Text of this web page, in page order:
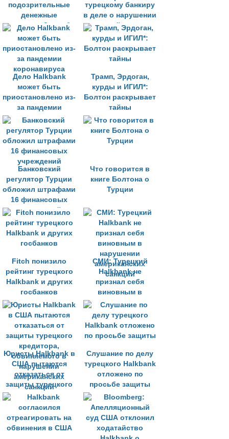
подозрительные
денежные
переводы Зарраба
турецкому банкиру
в деле о нарушении
санкций против
Ирана
Дело Halkbank
может быть
приостановлено из-
за пандемии
коронавируса
Трамп, Эрдоган,
курды и ИГИЛ*:
Болтон раскрывает
тайны
Банковский
регулятор Турции
обложил штрафами
16 финансовых
учреждений
Что говорится в
книге Болтона о
Турции
Fitch понизило
рейтинг турецкого
Halkbank и других
госбанков
СМИ: Турецкий
Halkbank не
признал себя
виновным в
нарушении
американских
санкций
Юристы Halkbank в
США пытаются
отказаться от
защиты турецкого
кредитора,
обвиняемого в
нарушении
американских
Слушание по делу
турецкого Halkbank
отложено по
просьбе защиты